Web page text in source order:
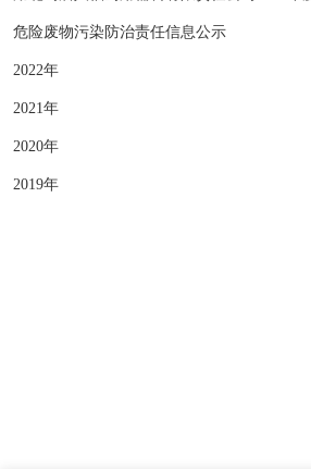
危险废物污染防治责任信息公示
2022年
2021年
2020年
2019年